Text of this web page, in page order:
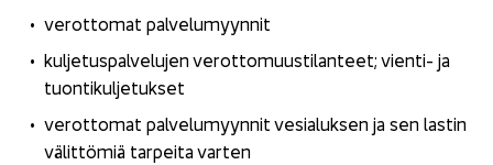
ve­rot­to­mat pal­ve­lu­myyn­nit
kul­je­tus­pal­ve­lu­jen ve­rot­to­muus­ti­lan­teet; vienti-​ ja
tuon­ti­kul­je­tuk­set
ve­rot­to­mat pal­ve­lu­myyn­nit ve­sia­luk­sen ja sen las­tin
vä­lit­tö­miä tar­pei­ta var­ten